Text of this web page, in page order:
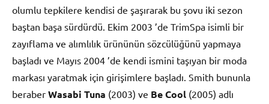
olumlu tepkilere kendisi de şaşırarak bu şovu iki sezon
baştan başa sürdürdü. Ekim 2003 ’de TrimSpa isimli bir
zayıflama ve alımlılık ürününün sözcülüğünü yapmaya
başladı ve Mayıs 2004 ’de kendi ismini taşıyan bir moda
markası yaratmak için girişimlere başladı. Smith bununla
beraber Wasabi Tuna (2003) ve Be Cool (2005) adlı